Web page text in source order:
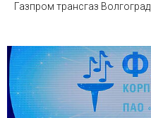
Газпром трансгаз Волгоград